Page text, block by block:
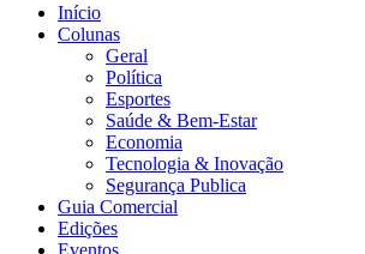
Início
Colunas
Geral
Política
Esportes
Saúde & Bem-Estar
Economia
Tecnologia & Inovação
Segurança Publica
Guia Comercial
Edições
Eventos